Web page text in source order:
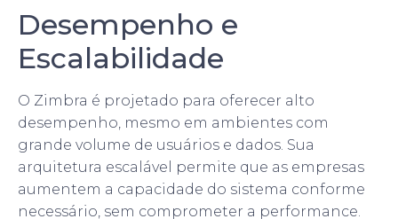
Desempenho e
Escalabilidade
O Zimbra é projetado para oferecer alto
desempenho, mesmo em ambientes com
grande volume de usuários e dados. Sua
arquitetura escalável permite que as empresas
aumentem a capacidade do sistema conforme
necessário, sem comprometer a performance.